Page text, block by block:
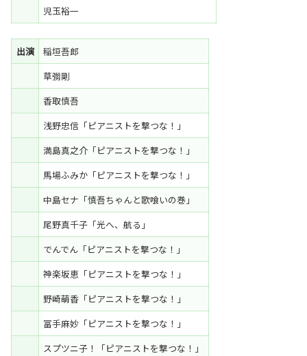
児玉裕一
出演
稲垣吾郎
草彅剛
香取慎吾
浅野忠信「ピアニストを撃つな！」
満島真之介「ピアニストを撃つな！」
馬場ふみか「ピアニストを撃つな！」
中島セナ「慎吾ちゃんと歌喰いの巻」
尾野真千子「光へ、航る」
でんでん「ピアニストを撃つな！」
神楽坂恵「ピアニストを撃つな！」
野崎萌香「ピアニストを撃つな！」
冨手麻妙「ピアニストを撃つな！」
スプツニ子！「ピアニストを撃つな！」